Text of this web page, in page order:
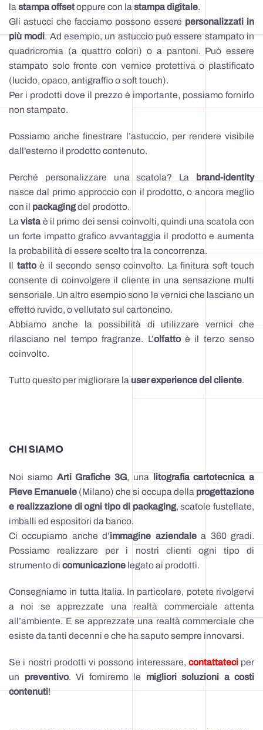
lastampa offsetoppure con lastampa digitale.
Gli astucci che facciamo possono essere personalizzati in
più modi. Ad esempio, un astuccio può essere stampato in
quadricromia (a quattro colori) o a pantoni. Può essere
stampato solo fronte con vernice protettiva o plastificato
(lucido, opaco, antigraffio o soft touch).
Per i prodotti dove il prezzo è importante, possiamo fornirlo
non stampato.
Possiamo anche finestrare l’astuccio, per rendere visibile
dall’esterno il prodotto contenuto.
Perché personalizzare una scatola? Labrand-identity
nasce dal primo approccio con il prodotto, o ancora meglio
con il packagingdel prodotto.
Lavistaè il primo dei sensi coinvolti, quindi una scatola con
un forte impatto grafico avvantaggia il prodotto e aumenta
la probabilità di essere scelto tra la concorrenza.
Il tatto è il secondo senso coinvolto. La finitura soft touch
consente di coinvolgere il cliente in una sensazione multi
sensoriale. Un altro esempio sono le vernici che lasciano un
effetto ruvido, o vellutato sul cartoncino.
Abbiamo anche la possibilità di utilizzare vernici che
rilasciano nel tempo fragranze. L’olfattoè il terzo senso
coinvolto.
Tutto questo per migliorare la user experience del cliente.
CHI SIAMO
Noi siamo Arti Grafiche 3G, una
litografia cartotecnica a
Pieve Emanuele (Milano) che si occupa della progettazione
e realizzazione di ogni tipo di packaging, scatole fustellate,
imballi ed espositori da banco.
Ci occupiamo anche d’immagine aziendalea 360 gradi.
Possiamo realizzare per i nostri clienti ogni tipo di
strumento di comunicazione legato ai prodotti.
Consegniamo in tutta Italia. In particolare, potete rivolgervi
a noi se apprezzate una realtà commerciale attenta
all’ambiente. E se apprezzate una realtà commerciale che
esiste da tanti decenni e che ha saputo sempre innovarsi.
Se i nostri prodotti vi possono interessare, contattateciper
un preventivo. Vi forniremo le migliori soluzioni a costi
contenuti!